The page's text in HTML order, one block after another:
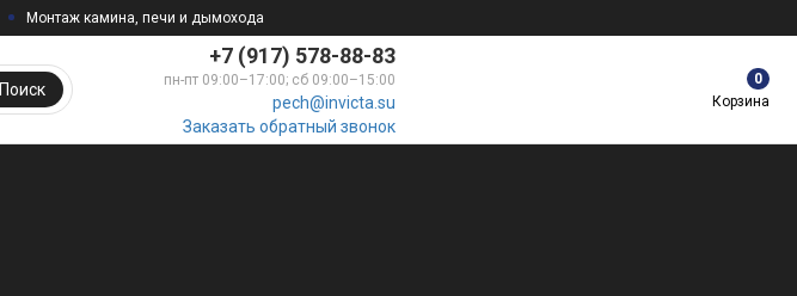
Монтаж камина, печи и дымохода
+7 (917) 578-88-83
пн-пт 09:00–17:00; сб 09:00–15:00
pech@invicta.su
Заказать обратный звонок
Поиск
0
Корзина